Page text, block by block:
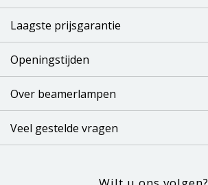
Laagste prijsgarantie
Openingstijden
Over beamerlampen
Veel gestelde vragen